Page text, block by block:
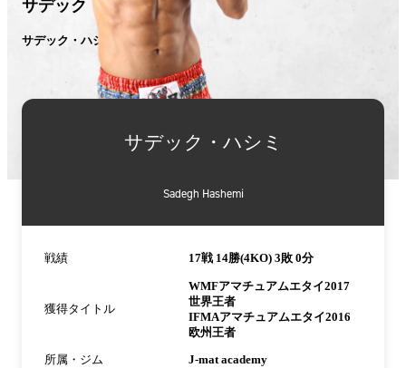
サデック・ハシミ
サデック・ハシミ
サデック・ハシミ
Sadegh Hashemi
戦績 17戦 14勝(4KO) 3敗 0分
獲得タイトル
WMFアマチュアムエタイ2017
世界王者
IFMAアマチュアムエタイ2016
欧州王者
所属・ジム J-mat academy